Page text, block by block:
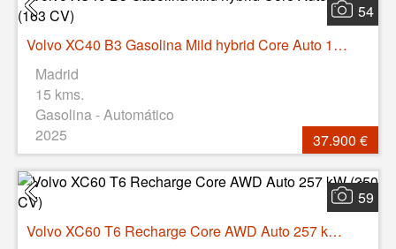
54
Volvo XC40 B3 Gasolina Mild hybrid Core Auto 120 kW (163 CV)
Madrid
15 kms.
Gasolina - Automático
2025
37.900 €
59
Volvo XC60 T6 Recharge Core AWD Auto 257 kW (350 CV)